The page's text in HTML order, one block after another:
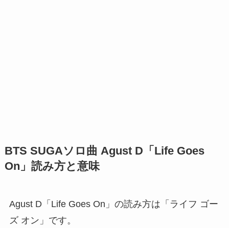
BTS SUGAソロ曲 Agust D「Life Goes
On」読み方と意味
Agust D「Life Goes On」の読み方は「ライフ ゴー
ズ オン」です。